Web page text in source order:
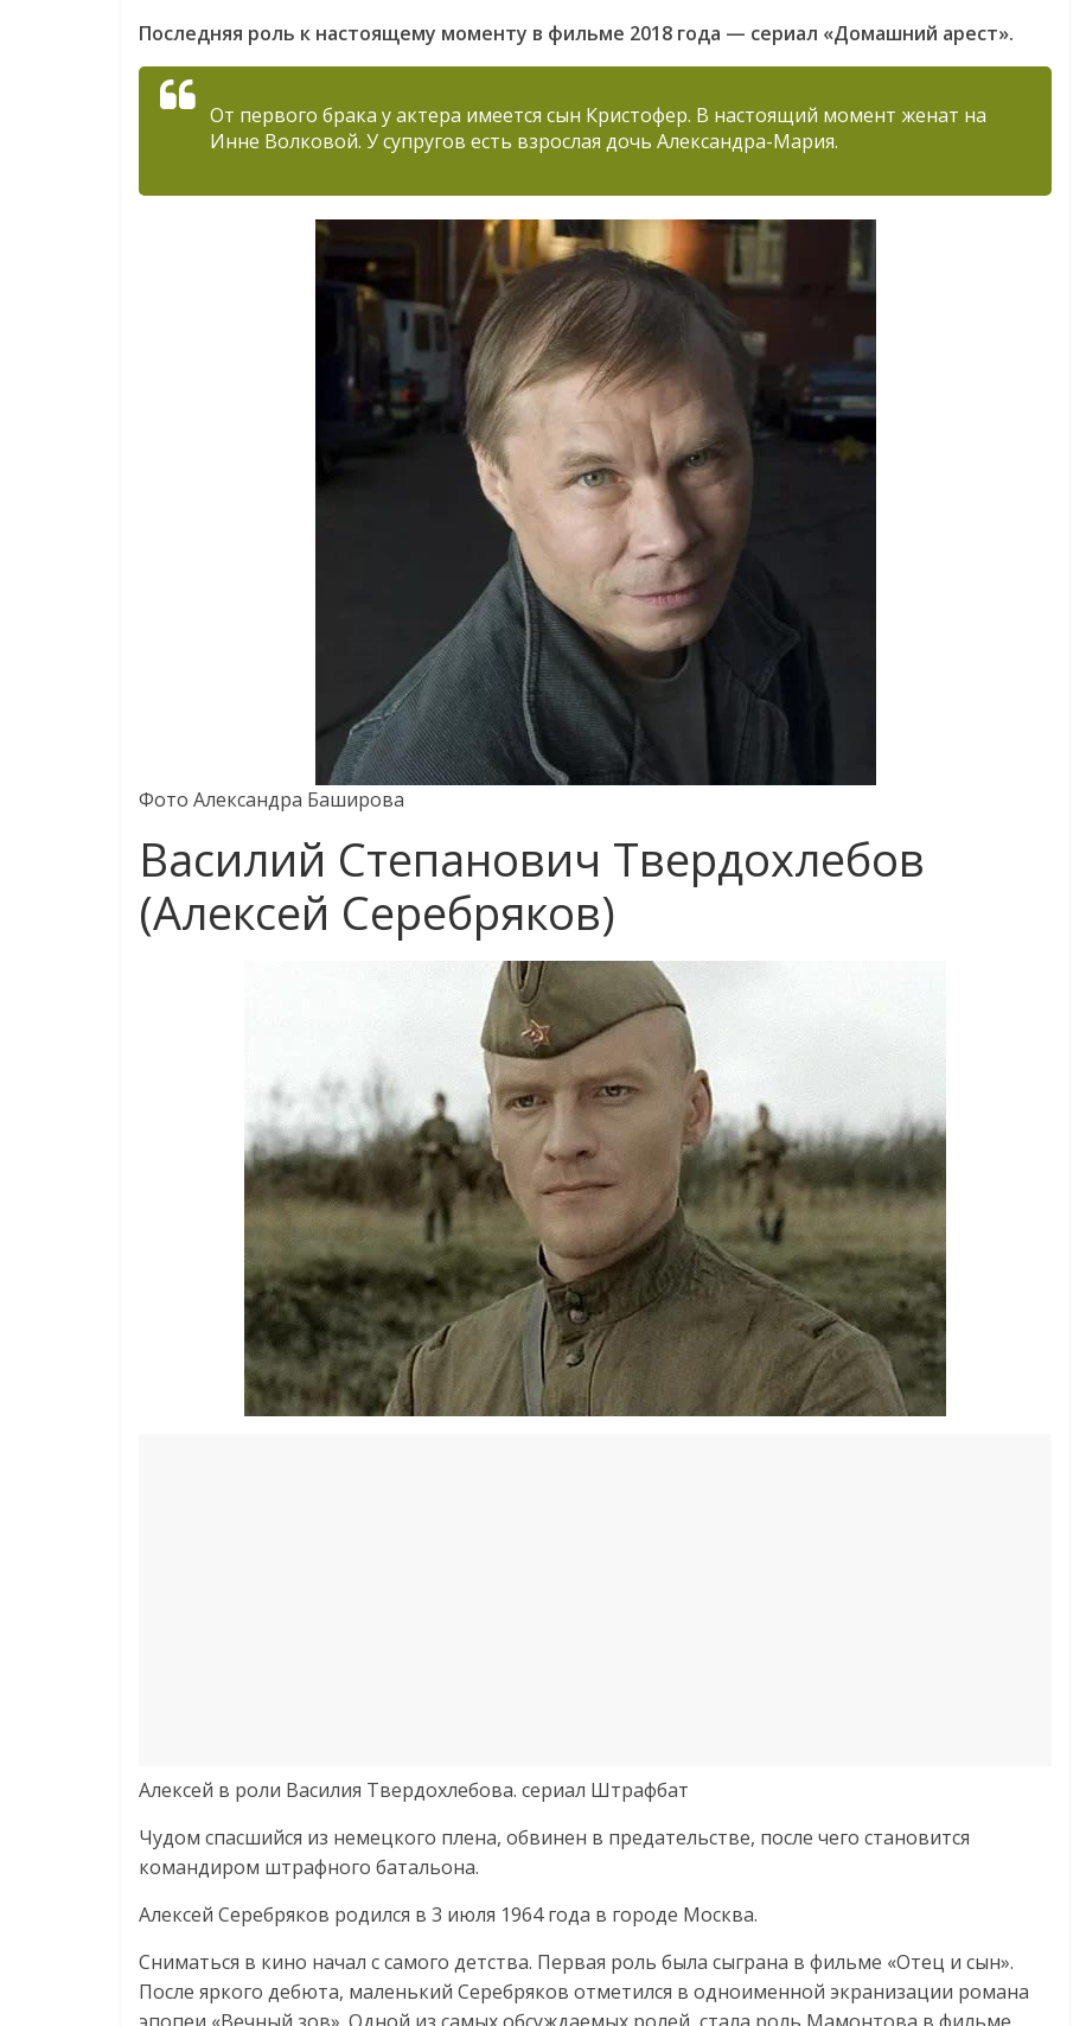
Последняя роль к настоящему моменту в фильме 2018 года — сериал «Домашний арест».
От первого брака у актера имеется сын Кристофер. В настоящий момент женат на
Инне Волковой. У супругов есть взрослая дочь Александра-Мария.
Фото Александра Баширова
Василий Степанович Твердохлебов
(Алексей Серебряков)
Алексей в роли Василия Твердохлебова. сериал Штрафбат
Чудом спасшийся из немецкого плена, обвинен в предательстве, после чего становится
командиром штрафного батальона.
Алексей Серебряков родился в 3 июля 1964 года в городе Москва.
Сниматься в кино начал с самого детства. Первая роль была сыграна в фильме «Отец и сын».
После яркого дебюта, маленький Серебряков отметился в одноименной экранизации романа